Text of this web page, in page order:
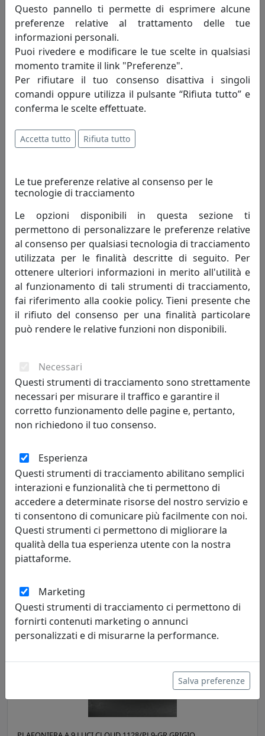
Toplight
PLAFONIERA A 4 LUCI CLOUD QUADRA 1128/PL4-GR GRIGIO
PLAFONIERA A 5 LUCI CLOUD 1128/PL5-GR GRIGIO
Toplight
Questo pannello ti permette di esprimere alcune
preferenze relative al trattamento delle tue
informazioni personali.
Puoi rivedere e modificare le tue scelte in qualsiasi
momento tramite il link "Preferenze".
Per rifiutare il tuo consenso disattiva i singoli
comandi oppure utilizza il pulsante “Rifiuta tutto” e
conferma le scelte effettuate.
Accetta tutto Rifiuta tutto
Le tue preferenze relative al consenso per le
tecnologie di tracciamento
Le opzioni disponibili in questa sezione ti
permettono di personalizzare le preferenze relative
al consenso per qualsiasi tecnologia di tracciamento
utilizzata per le finalità descritte di seguito. Per
ottenere ulteriori informazioni in merito all'utilità e
al funzionamento di tali strumenti di tracciamento,
fai riferimento alla cookie policy. Tieni presente che
il rifiuto del consenso per una finalità particolare
può rendere le relative funzioni non disponibili.
Necessari
Questi strumenti di tracciamento sono strettamente
necessari per misurare il traffico e garantire il
corretto funzionamento delle pagine e, pertanto,
non richiedono il tuo consenso.
Esperienza
Questi strumenti di tracciamento abilitano semplici
interazioni e funzionalità che ti permettono di
accedere a determinate risorse del nostro servizio e
ti consentono di comunicare più facilmente con noi.
Questi strumenti ci permettono di migliorare la
qualità della tua esperienza utente con la nostra
piattaforme.
Marketing
Questi strumenti di tracciamento ci permettono di
fornirti contenuti marketing o annunci
personalizzati e di misurarne la performance.
Salva preferenze